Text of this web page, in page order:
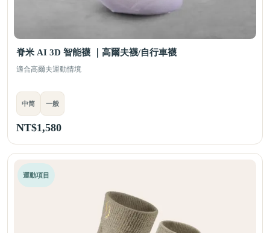
脊米 AI 3D 智能襪 ｜高爾夫襪/自行車襪
適合高爾夫運動情境
中筒 一般
NT$1,580
運動項目